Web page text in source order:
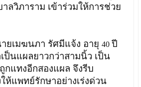
ลวิภาราม เข้าร่วมให้การช่วย
มฆนภา รัศมีแจ้ง อายุ 40 ปี
นแผลยาวกว่าสามนิ้ว เป็น
แทงอีกสองแผล จึงรีบ
แพทย์รักษาอย่างเร่งด่วน